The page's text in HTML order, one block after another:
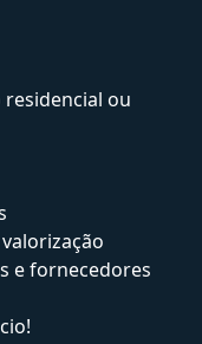
ou
e fornecedores